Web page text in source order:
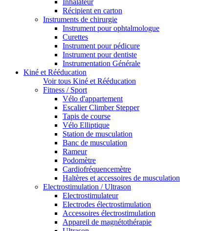
Inhalateur
Récipient en carton
Instruments de chirurgie
Instrument pour ophtalmologue
Curettes
Instrument pour pédicure
Instrument pour dentiste
Instrumentation Générale
Kiné et Rééducation
Voir tous Kiné et Rééducation
Fitness / Sport
Vélo d'appartement
Escalier Climber Stepper
Tapis de course
Vélo Elliptique
Station de musculation
Banc de musculation
Rameur
Podomètre
Cardiofréquencemètre
Haltères et accessoires de musculation
Electrostimulation / Ultrason
Electrostimulateur
Electrodes électrostimulation
Accessoires électrostimulation
Appareil de magnétothérapie